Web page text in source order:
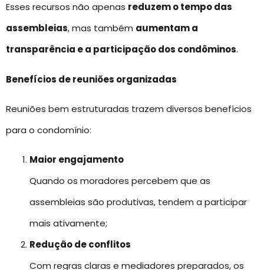
Esses recursos não apenas reduzem o tempo das
assembleias, mas também aumentam a
transparência e a participação dos condôminos.
Benefícios de reuniões organizadas
Reuniões bem estruturadas trazem diversos benefícios
para o condomínio:
Maior engajamento
Quando os moradores percebem que as
assembleias são produtivas, tendem a participar
mais ativamente;
Redução de conflitos
Com regras claras e mediadores preparados, os